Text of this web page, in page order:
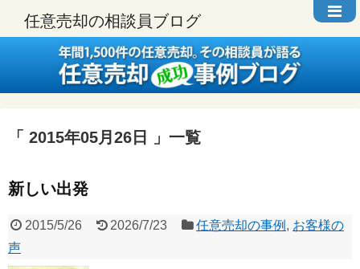
任意売却の相談員ブログ
2015年05月26日 一覧
新しい出発
2015/5/26 2026/7/23 任意売却の事例 , お客様の
声